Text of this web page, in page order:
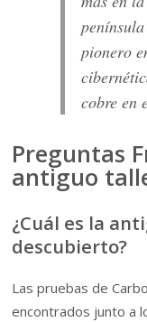
pionero
cobre en
Preguntas
antiguo
¿Cuál es la
descubierto?
Las pruebas de
encontrados junto a